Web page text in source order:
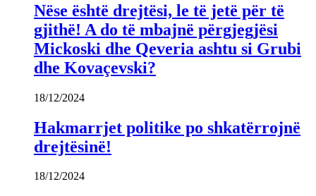
Nëse është drejtësi, le të jetë për të
gjithë! A do të mbajnë përgjegjësi
Mickoski dhe Qeveria ashtu si Grubi
dhe Kovaçevski?
18/12/2024
Hakmarrjet politike po shkatërrojnë
drejtësinë!
18/12/2024